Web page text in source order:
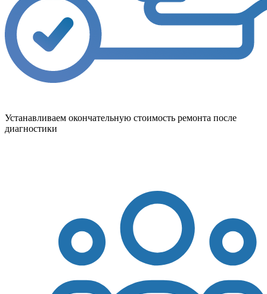
Устанавливаем окончательную стоимость ремонта после
диагностики